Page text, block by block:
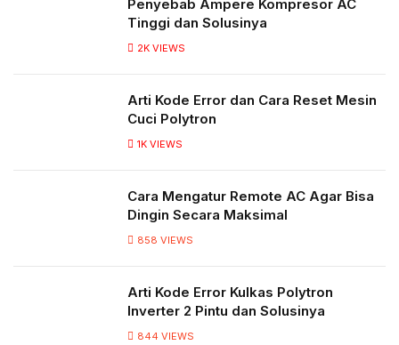
Penyebab Ampere Kompresor AC
Tinggi dan Solusinya
2K VIEWS
Arti Kode Error dan Cara Reset Mesin
Cuci Polytron
1K VIEWS
Cara Mengatur Remote AC Agar Bisa
Dingin Secara Maksimal
858 VIEWS
Arti Kode Error Kulkas Polytron
Inverter 2 Pintu dan Solusinya
844 VIEWS